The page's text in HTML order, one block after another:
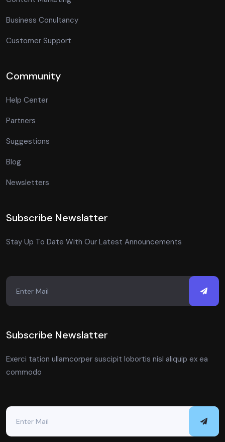
Business Conultancy
Customer Support
Community
Help Center
Partners
Suggestions
Blog
Newsletters
Subscribe Newslatter
Stay Up To Date With Our Latest Announcements
Subscribe Newslatter
Exerci tation ullamcorper suscipit lobortis nisl aliquip ex ea
commodo